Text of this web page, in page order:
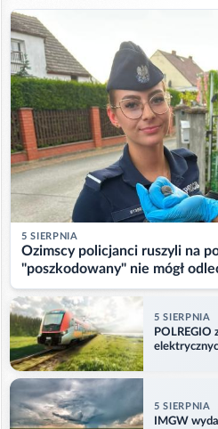
5 SIERPNIA
Ozimscy policjanci ruszyli na
"poszkodowany" nie mógł
5 SIERPNIA
POLREGIO
5 SIERPNIA
IMGW